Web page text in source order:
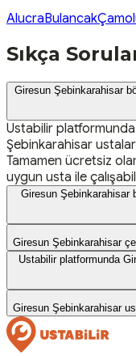
AlucraBulancak
Sıkça
Giresun Şebinkarahisar
Ustabilir
Şebinkarahisar
Tamamen ücretsiz
uygun usta ile
Giresun Şebinkarahisar
Giresun Şebinkarahisar
Ustabilir platformunda
Giresun Şebinkarahisar